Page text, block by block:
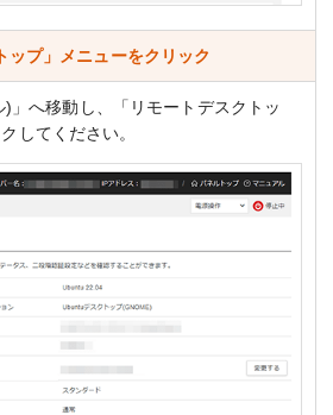
ップ」メニューをクリック
)」へ移動し、「リモートデスクトッ
してください。